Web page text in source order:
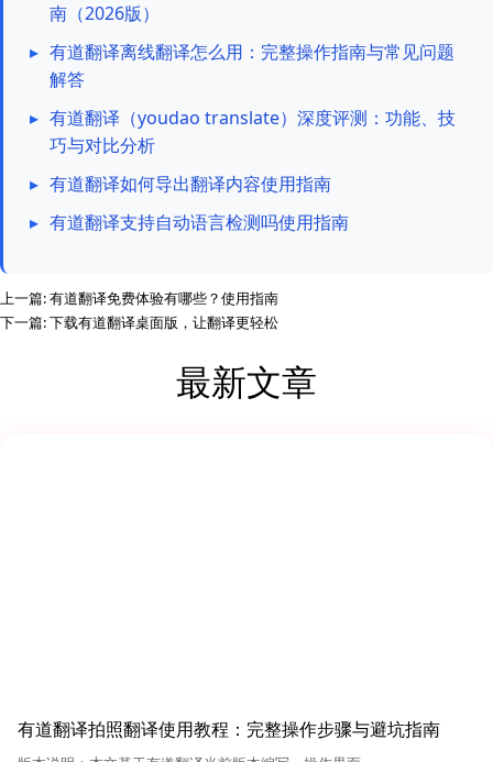
南（2026版）
▸ 有道翻译离线翻译怎么用：完整操作指南与常见问题
解答
▸ 有道翻译（youdao translate）深度评测：功能、技
巧与对比分析
▸ 有道翻译如何导出翻译内容使用指南
▸ 有道翻译支持自动语言检测吗使用指南
上一篇:有道翻译免费体验有哪些？使用指南
下一篇:下载有道翻译桌面版，让翻译更轻松
最新文章
有道翻译拍照翻译使用教程：完整操作步骤与避坑指南
（2026版）